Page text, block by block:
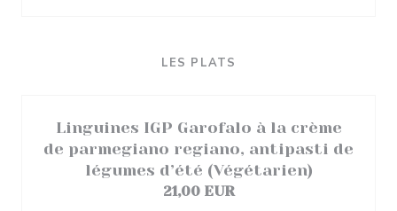
LES PLATS
Linguines IGP Garofalo à la crème
de parmegiano regiano, antipasti de
légumes d’été (Végétarien)
21,00 EUR